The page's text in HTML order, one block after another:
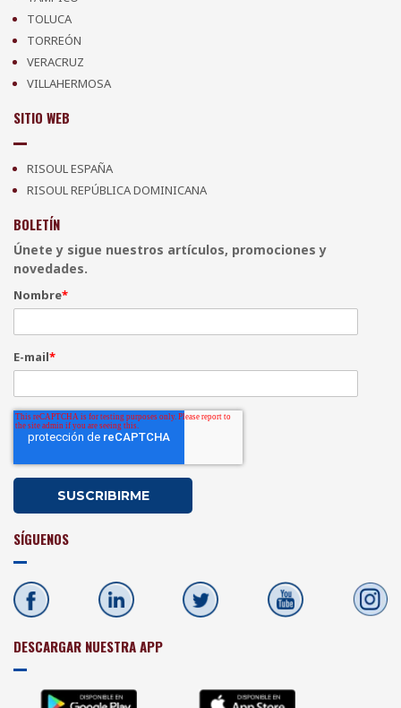
TOLUCA
TORREÓN
VERACRUZ
VILLAHERMOSA
SITIO WEB
RISOUL ESPAÑA
RISOUL REPÚBLICA DOMINICANA
BOLETÍN
Únete y sigue nuestros artículos, promociones y
novedades.
Nombre*
E-mail*
SÍGUENOS
DESCARGAR NUESTRA APP